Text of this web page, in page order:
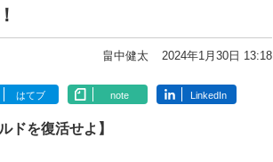
畠中健太 2024年1月30日 13:18
はてブ note LinkedIn
ドを復活せよ】